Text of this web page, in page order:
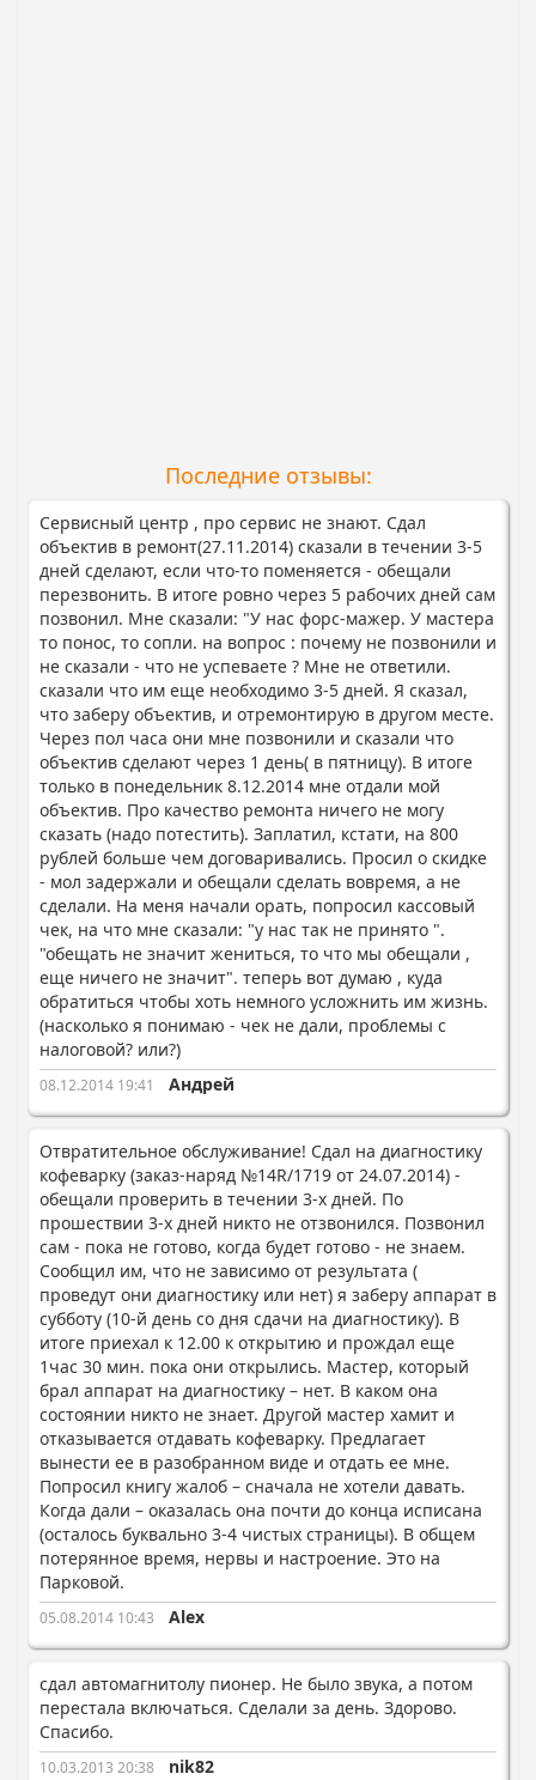
Последние отзывы:
Сервисный центр , про сервис не знают. Сдал
объектив в ремонт(27.11.2014) сказали в течении 3-5
дней сделают, если что-то поменяется - обещали
перезвонить. В итоге ровно через 5 рабочих дней сам
позвонил. Мне сказали: "У нас форс-мажер. У мастера
то понос, то сопли. на вопрос : почему не позвонили и
не сказали - что не успеваете ? Мне не ответили.
сказали что им еще необходимо 3-5 дней. Я сказал,
что заберу объектив, и отремонтирую в другом месте.
Через пол часа они мне позвонили и сказали что
объектив сделают через 1 день( в пятницу). В итоге
только в понедельник 8.12.2014 мне отдали мой
объектив. Про качество ремонта ничего не могу
сказать (надо потестить). Заплатил, кстати, на 800
рублей больше чем договаривались. Просил о скидке
- мол задержали и обещали сделать вовремя, а не
сделали. На меня начали орать, попросил кассовый
чек, на что мне сказали: "у нас так не принято ".
"обещать не значит жениться, то что мы обещали ,
еще ничего не значит". теперь вот думаю , куда
обратиться чтобы хоть немного усложнить им жизнь.
(насколько я понимаю - чек не дали, проблемы с
налоговой? или?)
08.12.2014 19:41 Андрей
Отвратительное обслуживание! Сдал на диагностику
кофеварку (заказ-наряд №14R/1719 от 24.07.2014) -
обещали проверить в течении 3-х дней. По
прошествии 3-х дней никто не отзвонился. Позвонил
сам - пока не готово, когда будет готово - не знаем.
Сообщил им, что не зависимо от результата (
проведут они диагностику или нет) я заберу аппарат в
субботу (10-й день со дня сдачи на диагностику). В
итоге приехал к 12.00 к открытию и прождал еще
1час 30 мин. пока они открылись. Мастер, который
брал аппарат на диагностику – нет. В каком она
состоянии никто не знает. Другой мастер хамит и
отказывается отдавать кофеварку. Предлагает
вынести ее в разобранном виде и отдать ее мне.
Попросил книгу жалоб – сначала не хотели давать.
Когда дали – оказалась она почти до конца исписана
(осталось буквально 3-4 чистых страницы). В общем
потерянное время, нервы и настроение. Это на
Парковой.
05.08.2014 10:43 Alex
сдал автомагнитолу пионер. Не было звука, а потом
перестала включаться. Сделали за день. Здорово.
Спасибо.
10.03.2013 20:38 nik82